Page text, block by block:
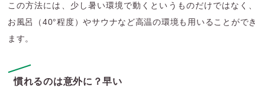
この方法には、少し暑い環境で動くというものだけではなく、
お風呂（40°程度）やサウナなど高温の環境も用いることができ
ます。
慣れるのは意外に？早い